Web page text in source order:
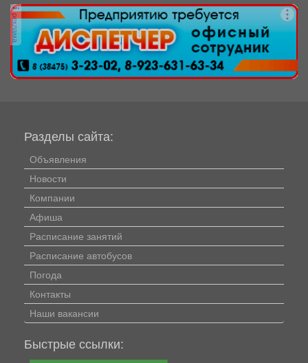
реклама
Разделы сайта:
Объявления
Новости
Компании
Афиша
Расписание занятий
Расписание автобусов
Погода
Контакты
Наши вакансии
Быстрые ссылки: